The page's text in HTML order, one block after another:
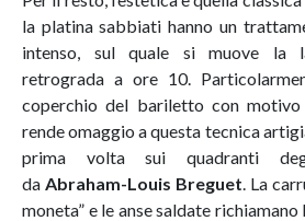
la platina sabbiati hanno un
intenso, sul quale si muove la
retrograda a ore 10.
coperchio del bariletto con motivo
rende omaggio a questa tecnica
prima volta sui quadranti
da Abraham-Louis Breguet. La
moneta” e le anse saldate